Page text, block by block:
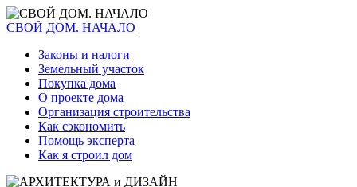
СВОЙ ДОМ. НАЧАЛО
Законы и налоги
Земельный участок
Покупка дома
О проекте дома
Организация строительства
Как сэкономить
Помощь эксперта
Как я строил дом